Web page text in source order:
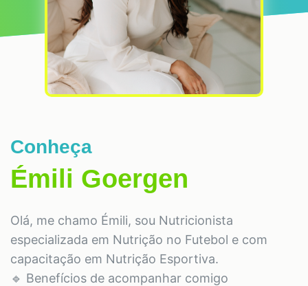
Conheça
Émili Goergen
Olá, me chamo Émili, sou Nutricionista
especializada em Nutrição no Futebol e com
capacitação em Nutrição Esportiva.
🔹 Benefícios de acompanhar comigo